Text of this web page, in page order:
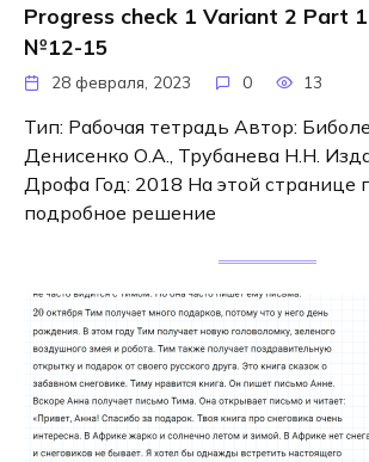
Progress check 1 Variant 2 Part
№12-15
28 февраля, 2023 0 13
Тип: Рабочая тетрадь Автор:
Денисенко О.А., Трубанева Н.Н.
Дрофа Год: 2018 На этой странице
подробное решение